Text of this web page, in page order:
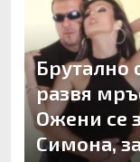
Брутално
развя
Ожени се
Симона,